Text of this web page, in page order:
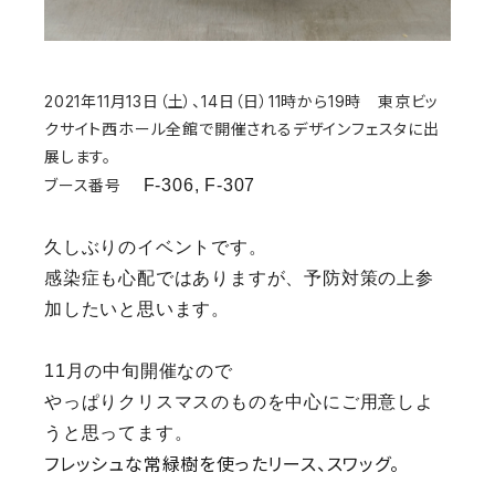
2021年11月13日（土）、14日（日）11時から19時 東京ビッ
クサイト西ホール全館で開催されるデザインフェスタに出
展します。
ブース番号
F-306, F-307
久しぶりのイベントです。
感染症も心配ではありますが、予防対策の上参
加したいと思います。
11月の中旬開催なので
やっぱりクリスマスのものを中心にご用意しよ
うと思ってます。
フレッシュな常緑樹を使ったリース、スワッグ。